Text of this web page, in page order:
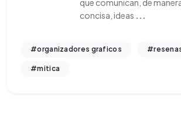
que comunican, de
concisa, ideas ...
#organizadores graficos
#mitica